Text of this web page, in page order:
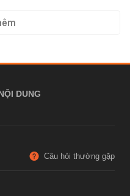
DUNG
Câu hỏi thường gặp